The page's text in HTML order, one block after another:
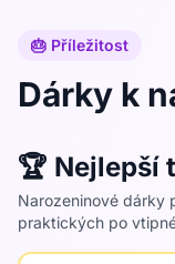
doplňky,
doplňky),
originální nebo
18, 20, 25 nebo
nebo kvalitnější
• 🎄 Vánoční
🎂 Příležitost
Dárky k
🏆 Nejlepší
Narozeninové dárky
praktických po